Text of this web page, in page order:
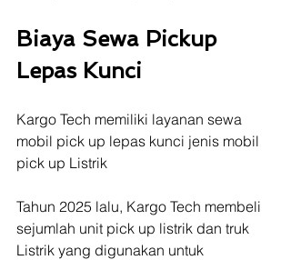
Biaya Sewa Pickup
Lepas Kunci
Kargo Tech memiliki layanan sewa
mobil pick up lepas kunci jenis mobil
pick up Listrik
Tahun 2025 lalu, Kargo Tech membeli
sejumlah unit pick up listrik dan truk
Listrik yang digunakan untuk